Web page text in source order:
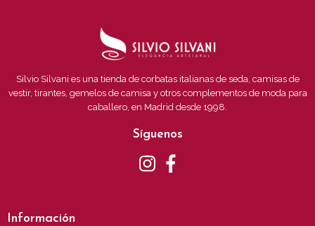
Silvio Silvani es una tienda de corbatas italianas de seda, camisas de
vestir, tirantes, gemelos de camisa y otros complementos de moda para
caballero, en Madrid desde 1998.
Síguenos
Información